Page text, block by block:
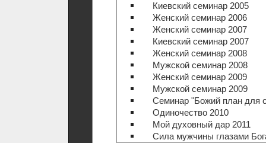
Киевский семинар 2005
Женский семинар 2006
Женский семинар 2007
Киевский семинар 2007
Женский семинар 2008
Мужской семинар 2008
Женский семинар 2009
Мужской семинар 2009
Семинар "Божий план для
Одиночество 2010
Мой духовный дар 2011
Сила мужчины глазами